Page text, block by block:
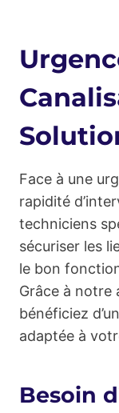
Face à une
rapidité
techniciens
sécuriser les
le bon
Grâce à notre
bénéficiez
adaptée à
Besoin